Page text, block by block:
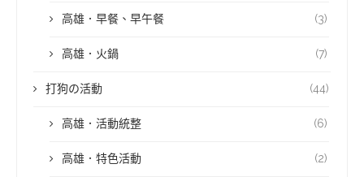
高雄．早餐、早午餐 (3)
高雄．火鍋 (7)
打狗の活動 (44)
高雄．活動統整 (6)
高雄．特色活動 (2)